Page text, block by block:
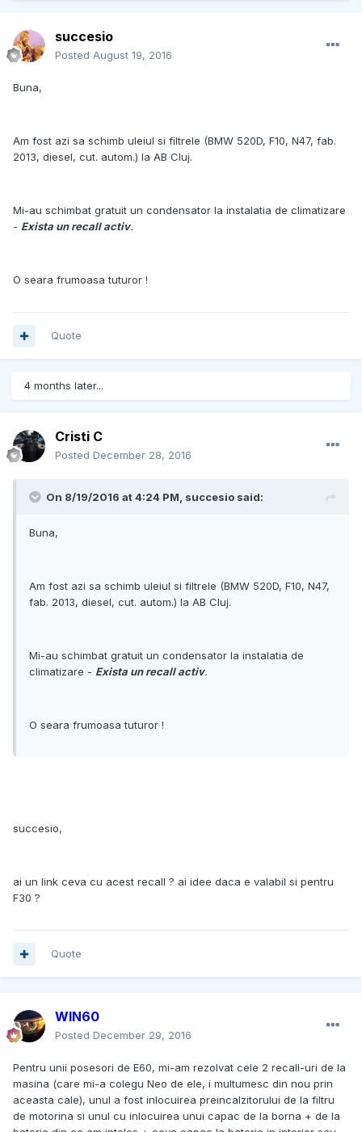
succesio
Posted August 19, 2016
Buna,
Am fost azi sa schimb uleiul si filtrele (BMW 520D, F10, N47, fab.
2013, diesel, cut. autom.) la AB Cluj.
Mi-au schimbat gratuit un condensator la instalatia de climatizare
- Exista un recall activ.
O seara frumoasa tuturor !
Quote
4 months later...
Cristi C
Posted December 28, 2016
On 8/19/2016 at 4:24 PM, succesio said:
Buna,
Am fost azi sa schimb uleiul si filtrele (BMW 520D, F10, N47,
fab. 2013, diesel, cut. autom.) la AB Cluj.
Mi-au schimbat gratuit un condensator la instalatia de
climatizare - Exista un recall activ.
O seara frumoasa tuturor !
succesio,
ai un link ceva cu acest recall ? ai idee daca e valabil si pentru
F30 ?
Quote
WIN60
Posted December 29, 2016
Pentru unii posesori de E60, mi-am rezolvat cele 2 recall-uri de la
masina (care mi-a colegu Neo de ele, i multumesc din nou prin
aceasta cale), unul a fost inlocuirea preincalzitorului de la filtru
de motorina si unul cu inlocuirea unui capac de la borna + de la